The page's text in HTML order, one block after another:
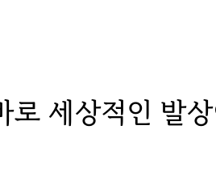
로 세상적인 발